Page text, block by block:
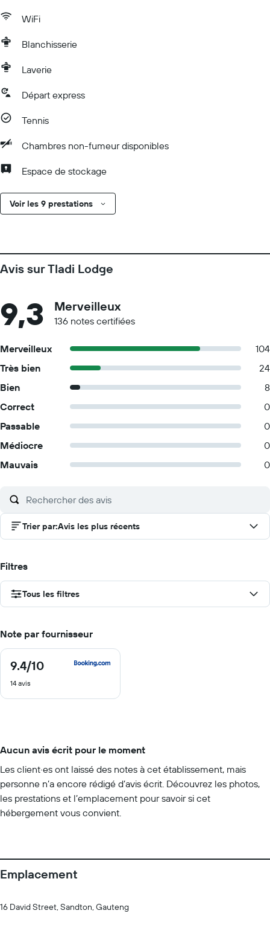
WiFi
Blanchisserie
Laverie
Départ express
Tennis
Chambres non-fumeur disponibles
Espace de stockage
Voir les 9 prestations
Avis sur Tladi Lodge
9,3 Merveilleux
136 notes certifiées
Merveilleux
104
Très bien
24
Bien
8
Correct
0
Passable
0
Médiocre
0
Mauvais
0
Trier par:Avis les plus récents
Filtres
Tous les filtres
Note par fournisseur
9.4/10
9.4
10
14 avis
Aucun avis écrit pour le moment
Les client·es ont laissé des notes à cet établissement, mais
personne n’a encore rédigé d’avis écrit. Découvrez les photos,
les prestations et l’emplacement pour savoir si cet
hébergement vous convient.
Emplacement
16 David Street, Sandton, Gauteng